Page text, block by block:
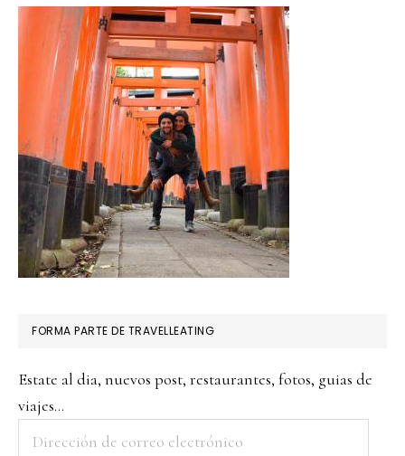
FORMA PARTE DE TRAVELLEATING
Estate al dia, nuevos post, restaurantes, fotos, guias de
viajes...